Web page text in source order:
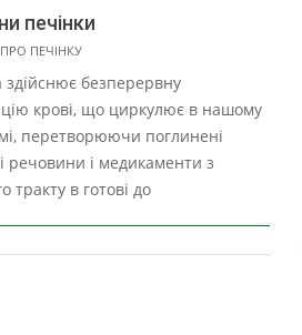
печінки
ПРО ПЕЧІНКУ
здійснює безперервну
крові, що циркулює в нашому
перетворюючи поглинені
речовини і медикаменти з
тракту в готові до